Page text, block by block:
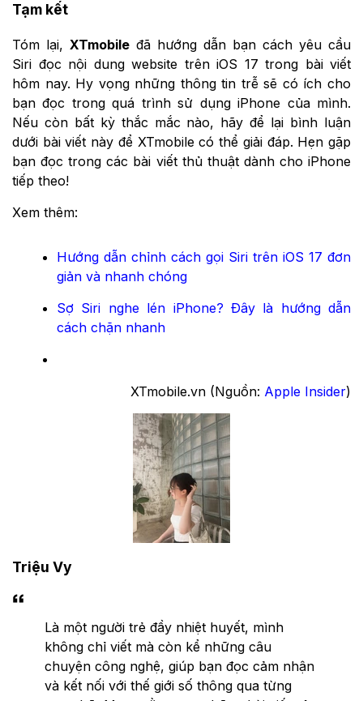
Tạm kết
Tóm lại, XTmobile đã hướng dẫn bạn cách yêu cầu
Siri đọc nội dung website trên iOS 17 trong bài viết
hôm nay. Hy vọng những thông tin trễ sẽ có ích cho
bạn đọc trong quá trình sử dụng iPhone của mình.
Nếu còn bất kỳ thắc mắc nào, hãy để lại bình luận
dưới bài viết này để XTmobile có thể giải đáp. Hẹn gặp
bạn đọc trong các bài viết thủ thuật dành cho iPhone
tiếp theo!
Xem thêm:
Hướng dẫn chỉnh cách gọi Siri trên iOS 17 đơn
giản và nhanh chóng
Sợ Siri nghe lén iPhone? Đây là hướng dẫn
cách chặn nhanh
XTmobile.vn (Nguồn: Apple Insider)
Triệu Vy
Là một người trẻ đầy nhiệt huyết, mình
không chỉ viết mà còn kể những câu
chuyện công nghệ, giúp bạn đọc cảm nhận
và kết nối với thế giới số thông qua từng